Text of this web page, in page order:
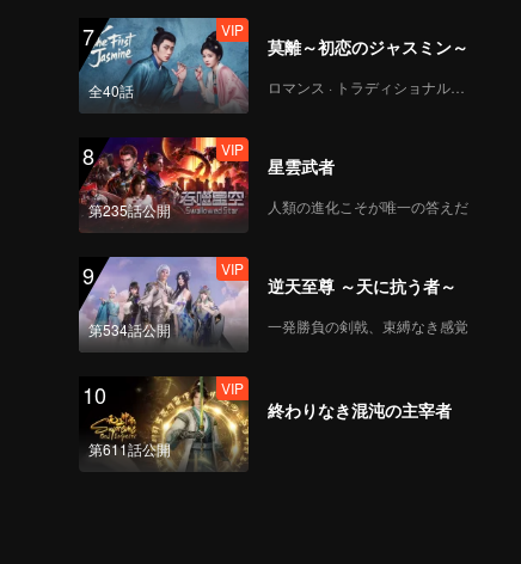
7
全40話
VIP
莫離～初恋のジャスミン～
ロマンス · トラディショナル・コスチューム
8
第235話公開
VIP
星雲武者
人類の進化こそが唯一の答えだ
9
第534話公開
VIP
逆天至尊 ～天に抗う者～
一発勝負の剣戟、束縛なき感覚
10
第611話公開
VIP
終わりなき混沌の主宰者